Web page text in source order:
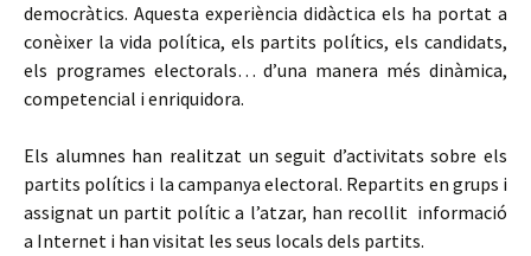
democràtics. Aquesta experiència didàctica els ha portat a
conèixer la vida política, els partits polítics, els candidats,
els programes electorals… d’una manera més dinàmica,
competencial i enriquidora.
Els alumnes han realitzat un seguit d’activitats sobre els
partits polítics i la campanya electoral. Repartits en grups i
assignat un partit polític a l’atzar, han recollit informació
a Internet i han visitat les seus locals dels partits.